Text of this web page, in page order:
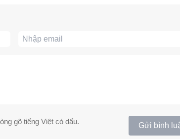
gõ tiếng Việt có dấu. Gửi bình